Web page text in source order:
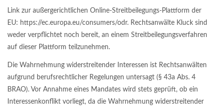
Link zur außergerichtlichen Online-Streitbeilegungs-Plattform der
EU: https://ec.europa.eu/consumers/odr. Rechtsanwälte Kluck sind
weder verpflichtet noch bereit, an einem Streitbeilegungsverfahren
auf dieser Plattform teilzunehmen.
Die Wahrnehmung widerstreitender Interessen ist Rechtsanwälten
aufgrund berufsrechtlicher Regelungen untersagt (§ 43a Abs. 4
BRAO). Vor Annahme eines Mandates wird stets geprüft, ob ein
Interessenkonflikt vorliegt, da die Wahrnehmung widerstreitender